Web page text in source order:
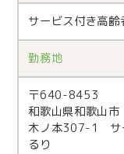
サービス付き高
勤務地
〒640-8453
和歌山県和歌山市
木ノ本307-1 サ
るり